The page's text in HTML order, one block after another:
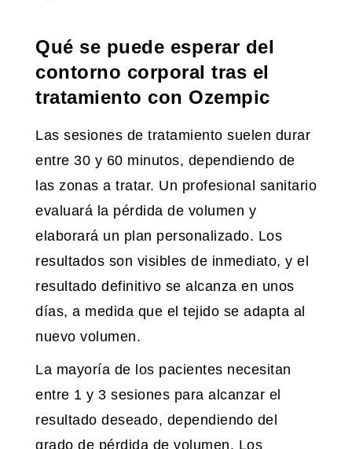
Qué se puede esperar del
contorno corporal tras el
tratamiento con Ozempic
Las sesiones de tratamiento suelen durar
entre 30 y 60 minutos, dependiendo de
las zonas a tratar. Un profesional sanitario
evaluará la pérdida de volumen y
elaborará un plan personalizado. Los
resultados son visibles de inmediato, y el
resultado definitivo se alcanza en unos
días, a medida que el tejido se adapta al
nuevo volumen.
La mayoría de los pacientes necesitan
entre 1 y 3 sesiones para alcanzar el
resultado deseado, dependiendo del
grado de pérdida de volumen. Los